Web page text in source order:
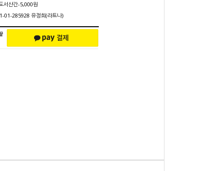
서산간-5,000원
01-285928 유정희(라트나)